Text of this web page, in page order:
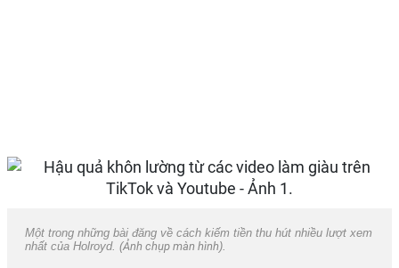
Một trong những bài đăng về cách kiếm tiền thu hút nhiều lượt xem
nhất của Holroyd. (Ảnh chụp màn hình).